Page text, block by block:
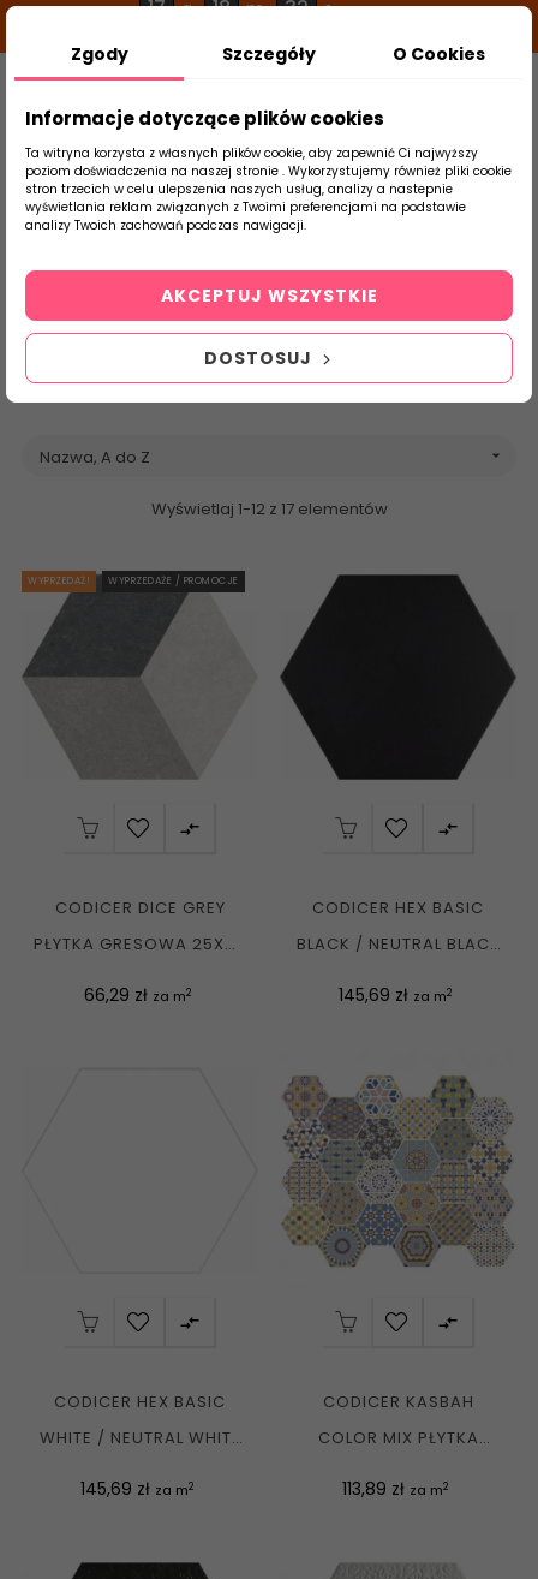
17 g 18 m 32 s
Szukaj
produktu
Strona Główna Brands Codicer
Lista produktów
marki Codicer
Nazwa, A do Z 
Wyświetlaj 1-12 z 17 elementów
WYPRZEDAŻ! WYPRZEDAŻE / PROMOCJE

CODICER DICE GREY
PŁYTKA GRESOWA 25X22
Cena
66,29 zł za m2

CODICER HEX BASIC
BLACK / NEUTRAL BLACK
Cena
145,69 zł za m2

CODICER HEX BASIC
WHITE / NEUTRAL WHITE
Cena
145,69 zł za m2

CODICER KASBAH
COLOR MIX PŁYTKA
Cena
113,89 zł za m2
Zgody Szczegóły O Cookies
Informacje dotyczące plików cookies
Ta witryna korzysta z własnych plików cookie, aby zapewnić Ci najwyższy
poziom doświadczenia na naszej stronie . Wykorzystujemy również pliki cookie
stron trzecich w celu ulepszenia naszych usług, analizy a nastepnie
wyświetlania reklam związanych z Twoimi preferencjami na podstawie
analizy Twoich zachowań podczas nawigacji.
DOSTOSUJ
AKCEPTUJ WSZYSTKIE